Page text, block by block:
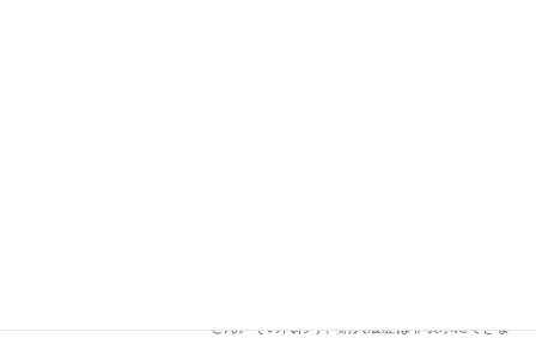
せん。その代わり、購入履歴は非表示にできま